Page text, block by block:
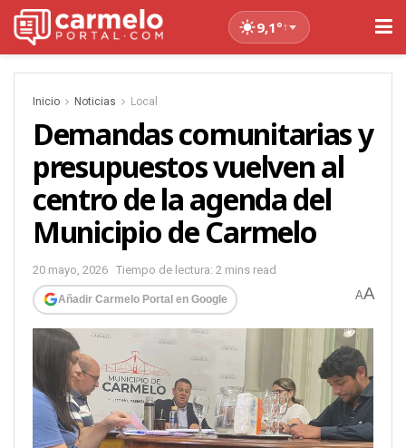
9,1°↑
Inicio Noticias Local
Demandas comunitarias y
presupuestos vuelven al
centro de la agenda del
Municipio de Carmelo
20 mayo, 2026 Tiempo de lectura: 2 mins read
Añadir Carmelo Portal en Google AA